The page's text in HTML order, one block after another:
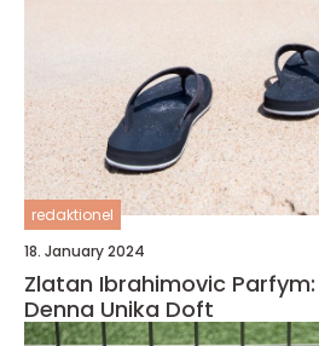
redaktionel
18. January 2024
Zlatan Ibrahimovic
Denna Unika Doft